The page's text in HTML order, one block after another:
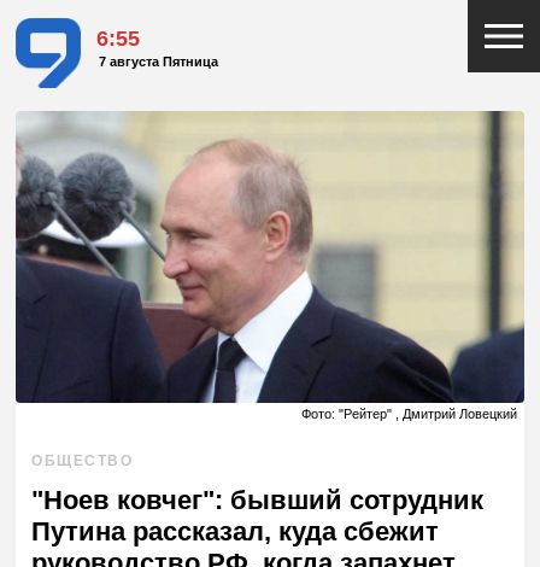
6:56
7 августа Пятница
Фото: "Рейтер" , Дмитрий Ловецкий
ОБЩЕСТВО
"Ноев ковчег": бывший сотрудник
Путина рассказал, куда сбежит